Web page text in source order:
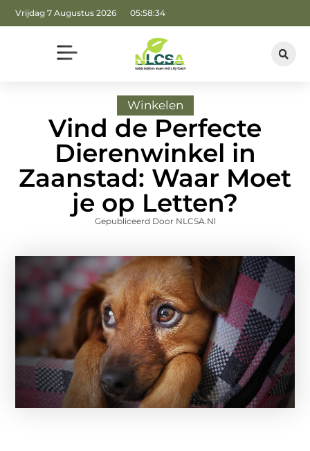
Vrijdag 7 Augustus 2026 05:58:35
Winkelen
Vind de Perfecte
Dierenwinkel in
Zaanstad: Waar Moet
je op Letten?
Gepubliceerd Door NLCSA.nl